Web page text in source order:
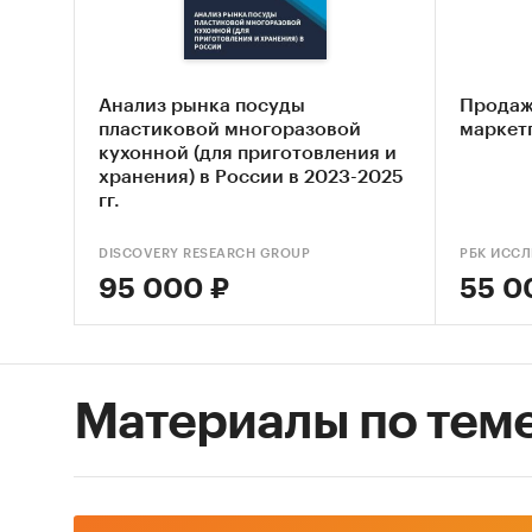
•
Анализ рынка посуды
пластиковой многоразовой
кухонной (для приготовления и
хранения) в России в 2023-2025
гг.
DISCOVERY RESEARCH GROUP
95 000 ₽
РБК
55
Материалы по